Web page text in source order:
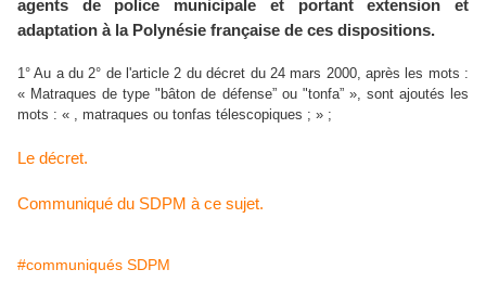
agents de police municipale et portant extension et
adaptation à la Polynésie française de ces dispositions.
1° Au a du 2° de l'article 2 du décret du 24 mars 2000, après les mots :
« Matraques de type "bâton de défense” ou "tonfa” », sont ajoutés les
mots : « , matraques ou tonfas télescopiques ; » ;
Le décret.
Communiqué du SDPM à ce sujet.
#communiqués SDPM